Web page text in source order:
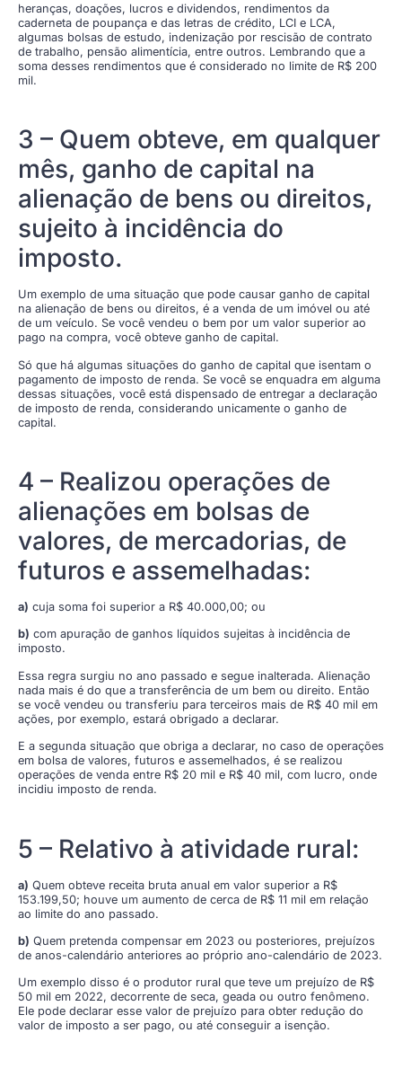
heranças, doações, lucros e dividendos, rendimentos da
caderneta de poupança e das letras de crédito, LCI e LCA,
algumas bolsas de estudo, indenização por rescisão de contrato
de trabalho, pensão alimentícia, entre outros. Lembrando que a
soma desses rendimentos que é considerado no limite de R$ 200
mil.
3 – Quem obteve, em qualquer
mês, ganho de capital na
alienação de bens ou direitos,
sujeito à incidência do
imposto.
Um exemplo de uma situação que pode causar ganho de capital
na alienação de bens ou direitos, é a venda de um imóvel ou até
de um veículo. Se você vendeu o bem por um valor superior ao
pago na compra, você obteve ganho de capital.
Só que há algumas situações do ganho de capital que isentam o
pagamento de imposto de renda. Se você se enquadra em alguma
dessas situações, você está dispensado de entregar a declaração
de imposto de renda, considerando unicamente o ganho de
capital.
4 – Realizou operações de
alienações em bolsas de
valores, de mercadorias, de
futuros e assemelhadas:
a) cuja soma foi superior a R$ 40.000,00; ou
b) com apuração de ganhos líquidos sujeitas à incidência de
imposto.
Essa regra surgiu no ano passado e segue inalterada. Alienação
nada mais é do que a transferência de um bem ou direito. Então
se você vendeu ou transferiu para terceiros mais de R$ 40 mil em
ações, por exemplo, estará obrigado a declarar.
E a segunda situação que obriga a declarar, no caso de operações
em bolsa de valores, futuros e assemelhados, é se realizou
operações de venda entre R$ 20 mil e R$ 40 mil, com lucro, onde
incidiu imposto de renda.
5 – Relativo à atividade rural:
a) Quem obteve receita bruta anual em valor superior a R$
153.199,50; houve um aumento de cerca de R$ 11 mil em relação
ao limite do ano passado.
b) Quem pretenda compensar em 2023 ou posteriores, prejuízos
de anos-calendário anteriores ao próprio ano-calendário de 2023.
Um exemplo disso é o produtor rural que teve um prejuízo de R$
50 mil em 2022, decorrente de seca, geada ou outro fenômeno.
Ele pode declarar esse valor de prejuízo para obter redução do
valor de imposto a ser pago, ou até conseguir a isenção.